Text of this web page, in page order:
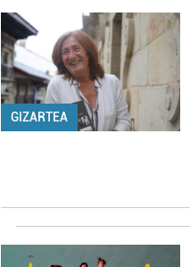
GIZARTEA